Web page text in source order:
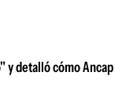
y detalló cómo Ancap